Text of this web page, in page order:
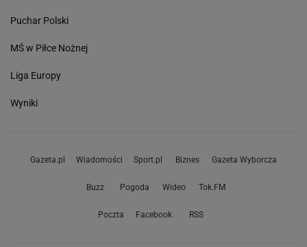
Puchar Polski
MŚ w Piłce Nożnej
Liga Europy
Wyniki
Gazeta.pl Wiadomości Sport.pl Biznes Gazeta Wyborcza
Buzz Pogoda Wideo Tok.FM
Poczta Facebook RSS